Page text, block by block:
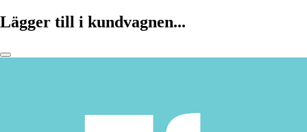
Lägger till i kundvagnen...